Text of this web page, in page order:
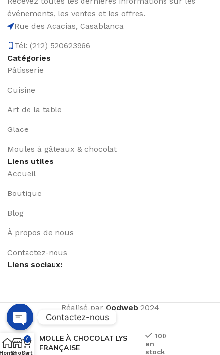
événements, les ventes et les offres.
Rue des Acacias, Casablanca
Tél: (212) 520623966
Catégories
Pâtisserie
Cuisine
Art de la table
Glace
Moules à gâteaux & chocolat
Liens utiles
Accueil
Boutique
Blog
À propos de nous
Contactez-nous
Liens sociaux:
Réalisé par Qodweb2024
MOULE À CHOCOLAT LYS
FRANÇAISE
100
en
stock
HomeShop
0
Cart
Contactez-nous
Open
chaty